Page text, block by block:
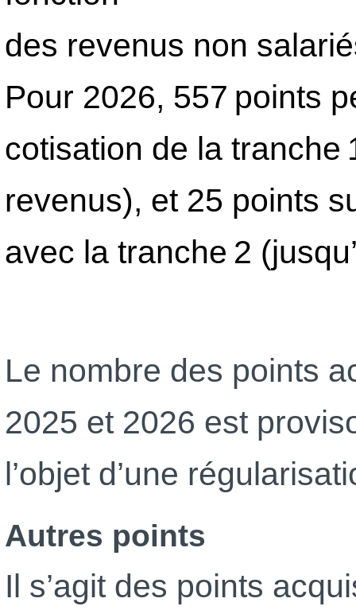
des revenus non
Pour 2026, 557 points
cotisation de la tranche
revenus), et 25 points
avec la tranche 2
Le nombre des points
2025 et 2026 est
l’objet d’une
Autres points
Il s’agit des points